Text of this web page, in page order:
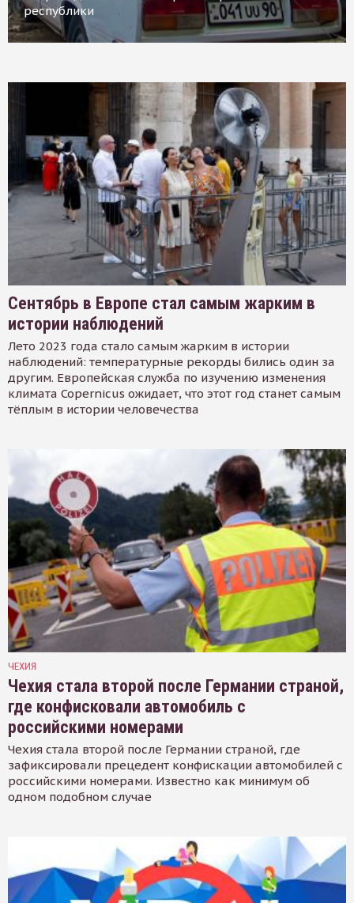
республики
Сентябрь в Европе стал самым жарким в
истории наблюдений
Лето 2023 года стало самым жарким в истории
наблюдений: температурные рекорды бились один за
другим. Европейская служба по изучению изменения
климата Copernicus ожидает, что этот год станет самым
тёплым в истории человечества
ЧЕХИЯ
Чехия стала второй после Германии страной,
где конфисковали автомобиль с
российскими номерами
Чехия стала второй после Германии страной, где
зафиксировали прецедент конфискации автомобилей с
российскими номерами. Известно как минимум об
одном подобном случае